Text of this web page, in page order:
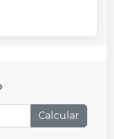
Calcular